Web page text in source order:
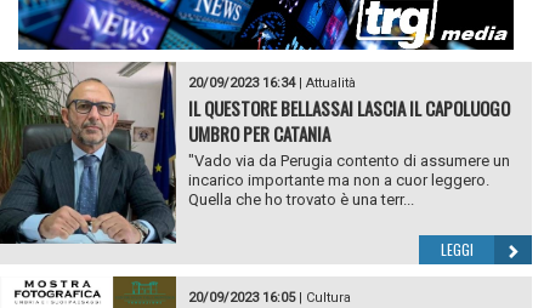
20/09/2023 16:34| Attualità
IL QUESTORE BELLASSAI LASCIA IL CAPOLUOGO
UMBRO PER CATANIA
"Vado via da Perugia contento di assumere un
incarico importante ma non a cuor leggero.
Quella che ho trovato è una terr...
LEGGI
20/09/2023 16:05| Cultura